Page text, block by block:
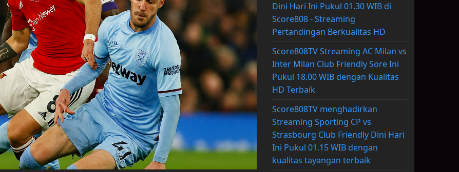
Dini Hari Ini Pukul 01.30 WIB di
Score808 - Streaming
Pertandingan Berkualitas HD
Score808TV Streaming AC Milan vs
Inter Milan Club Friendly Sore Ini
Pukul 18.00 WIB dengan Kualitas
HD Terbaik
Score808TV menghadirkan
Streaming Sporting CP vs
Strasbourg Club Friendly Dini Hari
Ini Pukul 01.15 WIB dengan
kualitas tayangan terbaik